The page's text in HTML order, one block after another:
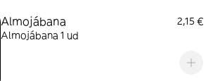
Almojábana
2,15 €
Almojábana 1 ud